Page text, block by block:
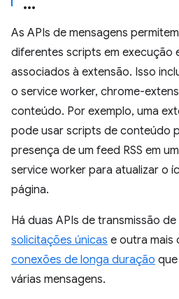
As APIs de mensagens
diferentes scripts em execução
associados à extensão. Isso
o service worker, chrome-
conteúdo. Por exemplo, uma
pode usar scripts de conteúdo
presença de um feed RSS em
service worker para atualizar o
página.
Há duas APIs de transmissão
solicitações únicas e outra mais
conexões de longa duração
várias mensagens.